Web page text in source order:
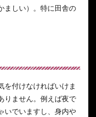
ましい）。特に田舎の
を付けなければいけま
りません。例えば夜で
いでいますし、身内や